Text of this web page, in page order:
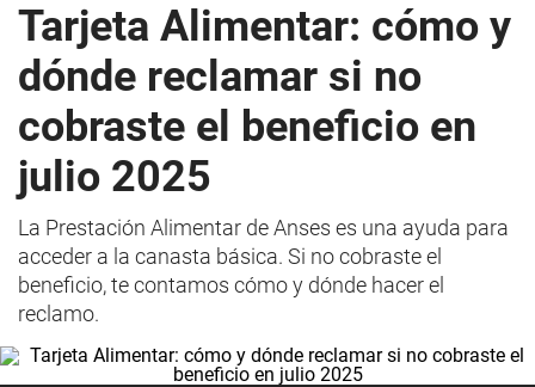
Tarjeta Alimentar: cómo y
dónde reclamar si no
cobraste el beneficio en
julio 2025
La Prestación Alimentar de Anses es una ayuda para
acceder a la canasta básica. Si no cobraste el
beneficio, te contamos cómo y dónde hacer el
reclamo.